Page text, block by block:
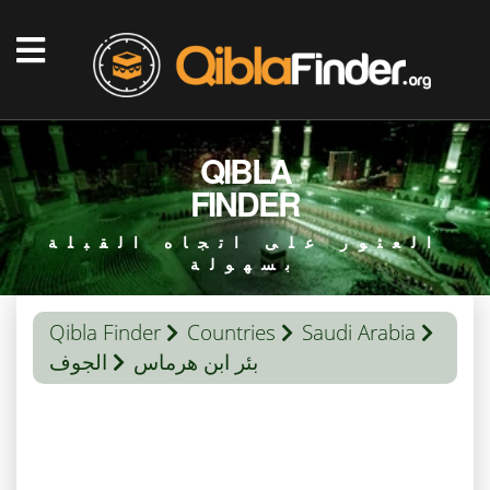
QIBLA
FINDER
العثور على اتجاه القبلة
بسهولة
Qibla Finder Countries
Saudi Arabia
الجوف
بئر ابن هرماس